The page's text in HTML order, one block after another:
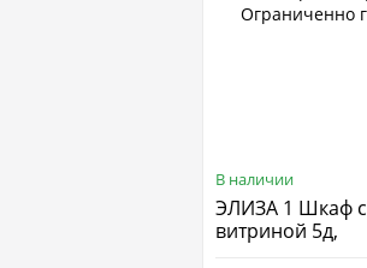
В наличии
ЭЛИЗА 1 Шкаф с
витриной 5д,